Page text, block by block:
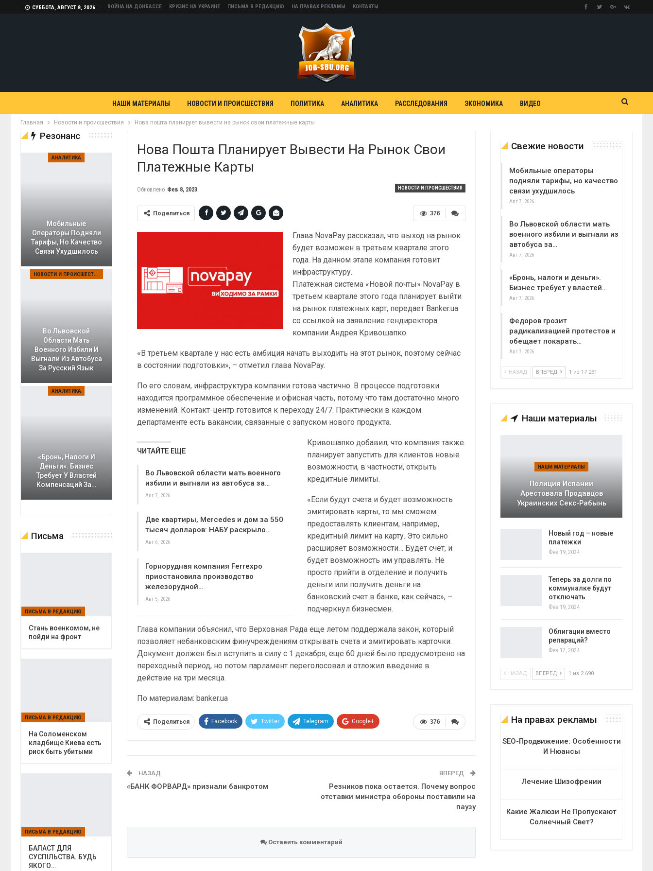
СУББОТА, АВГУСТ 8, 2026 ВОЙНА НА ДОНБАССЕ КРИЗИС НА УКРАИНЕ ПИСЬМА В РЕДАКЦИЮ НА ПРАВАХ РЕКЛАМЫ КОНТАКТЫ
НАШИ МАТЕРИАЛЫ НОВОСТИ И ПРОИСШЕСТВИЯ ПОЛИТИКА АНАЛИТИКА РАССЛЕДОВАНИЯ ЭКОНОМИКА ВИДЕО
Главная Новости и происшествия Нова пошта планирует вывести на рынок свои платежные карты
Нова Пошта Планирует Вывести На Рынок Свои
Платежные Карты
НОВОСТИ И ПРОИСШЕСТВИЯ
Обновлено Фев 8, 2023
376
Поделиться
Глава NovaPay рассказал, что выход на рынок
будет возможен в третьем квартале этого
года. На данном этапе компания готовит
инфраструктуру.
Платежная система «Новой почты» NovaPay в
третьем квартале этого года планирует выйти
на рынок платежных карт, передает Banker.ua
со ссылкой на заявление гендиректора
компании Андрея Кривошапко.
«В третьем квартале у нас есть амбиция начать выходить на этот рынок, поэтому сейчас
в состоянии подготовки», – отметил глава NovaPay.
По его словам, инфраструктура компании готова частично. В процессе подготовки
находится программное обеспечение и офисная часть, потому что там достаточно много
изменений. Контакт-центр готовится к переходу 24/7. Практически в каждом
департаменте есть вакансии, связанные с запуском нового продукта.
ЧИТАЙТЕ ЕЩЕ
Во Львовской области мать военного
избили и выгнали из автобуса за…
Авг 7, 2026
Две квартиры, Mercedes и дом за 550
тысяч долларов: НАБУ раскрыло…
Авг 6, 2026
Горнорудная компания Ferrexpo
приостановила производство
железорудной…
Авг 5, 2026
Кривошапко добавил, что компания также
планирует запустить для клиентов новые
возможности, в частности, открыть
кредитные лимиты.
«Если будут счета и будет возможность
эмитировать карты, то мы сможем
предоставлять клиентам, например,
кредитный лимит на карту. Это сильно
расширяет возможности… Будет счет, и
будет возможность им управлять. Не
просто прийти в отделение и получить
деньги или получить деньги на
банковский счет в банке, как сейчас», –
подчеркнул бизнесмен.
Глава компании объяснил, что Верховная Рада еще летом поддержала закон, который
позволяет небанковским финучреждениям открывать счета и эмитировать карточки.
Документ должен был вступить в силу с 1 декабря, еще 60 дней было предусмотрено на
переходный период, но потом парламент переголосовал и отложил введение в
действие на три месяца.
По материалам: banker.ua
376
Поделиться Facebook Twitter Telegram Google+
НАЗАД
«БАНК ФОРВАРД» признали банкротом
ВПЕРЕД
Резников пока остается. Почему вопрос
отставки министра обороны поставили на
паузу
Оставить комментарий
Свежие новости
Мобильные операторы
подняли тарифы, но качество
связи ухудшилось
Авг 7, 2026
Во Львовской области мать
военного избили и выгнали из
автобуса за…
Авг 7, 2026
«Бронь, налоги и деньги».
Бизнес требует у властей…
Авг 7, 2026
Федоров грозит
радикализацией протестов и
обещает покарать…
Авг 7, 2026
НАЗАД ВПЕРЕД 1 из 17 231
Наши материалы
НАШИ МАТЕРИАЛЫ
Полиция Испании
Арестовала Продавцов
Украинских Секс-Рабынь
Новый год – новые
платежки
Фев 19, 2024
Теперь за долги по
коммуналке будут
отключать
Фев 19, 2024
Облигации вместо
репараций?
Фев 17, 2024
НАЗАД ВПЕРЕД 1 из 2 690
На правах рекламы
SEO-Продвижение: Особенности
И Нюансы
Лечение Шизофрении
Какие Жалюзи Не Пропускают
Солнечный Свет?
Резонанс
АНАЛИТИКА
Мобильные
Операторы Подняли
Тарифы, Но Качество
Связи Ухудшилось
НОВОСТИ И ПРОИСШЕСТВИЯ
Во Львовской
Области Мать
Военного Избили И
Выгнали Из Автобуса
За Русский Язык
АНАЛИТИКА
«Бронь, Налоги И
Деньги». Бизнес
Требует У Властей
Компенсаций За…
Письма
ПИСЬМА В РЕДАКЦИЮ
Cтань военкомом, не
пойди на фронт
ПИСЬМА В РЕДАКЦИЮ
На Соломенском
кладбище Киева есть
риск быть убитыми
ПИСЬМА В РЕДАКЦИЮ
БАЛАСТ ДЛЯ
СУСПІЛЬСТВА. БУДЬ
ЯКОГО…